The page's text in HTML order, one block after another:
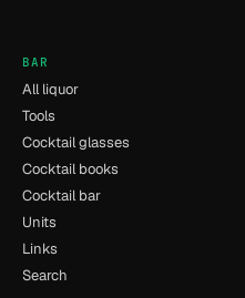
BAR
All liquor
Tools
Cocktail glasses
Cocktail books
Cocktail bar
Units
Links
Search